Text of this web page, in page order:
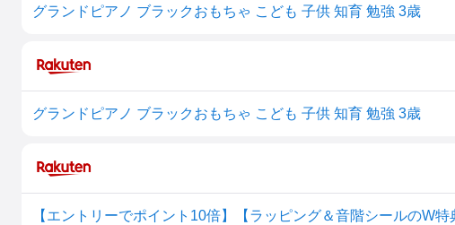
グランドピアノ ブラックおもちゃ こども 子供 知育 勉強 3歳
グランドピアノ ブラックおもちゃ こども 子供 知育 勉強 3歳